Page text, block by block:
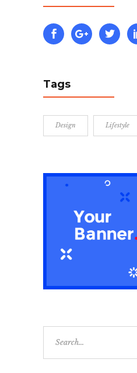
Tags
Design Lifestyle